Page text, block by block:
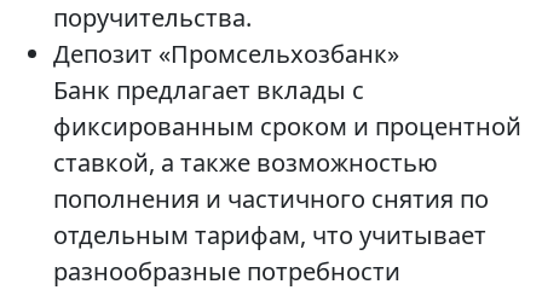
поручительства.
Депозит «Промсельхозбанк»
Банк предлагает вклады с
фиксированным сроком и процентной
ставкой, а также возможностью
пополнения и частичного снятия по
отдельным тарифам, что учитывает
разнообразные потребности